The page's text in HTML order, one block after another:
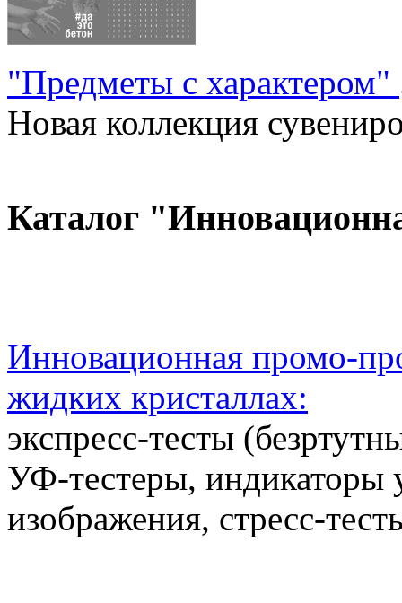
"Предметы с характером"
Новая коллекция
Каталог
Инновационная промо-
жидких кристаллах:
экспресс-тесты
УФ-тестеры, индикаторы
изображения, стресс-